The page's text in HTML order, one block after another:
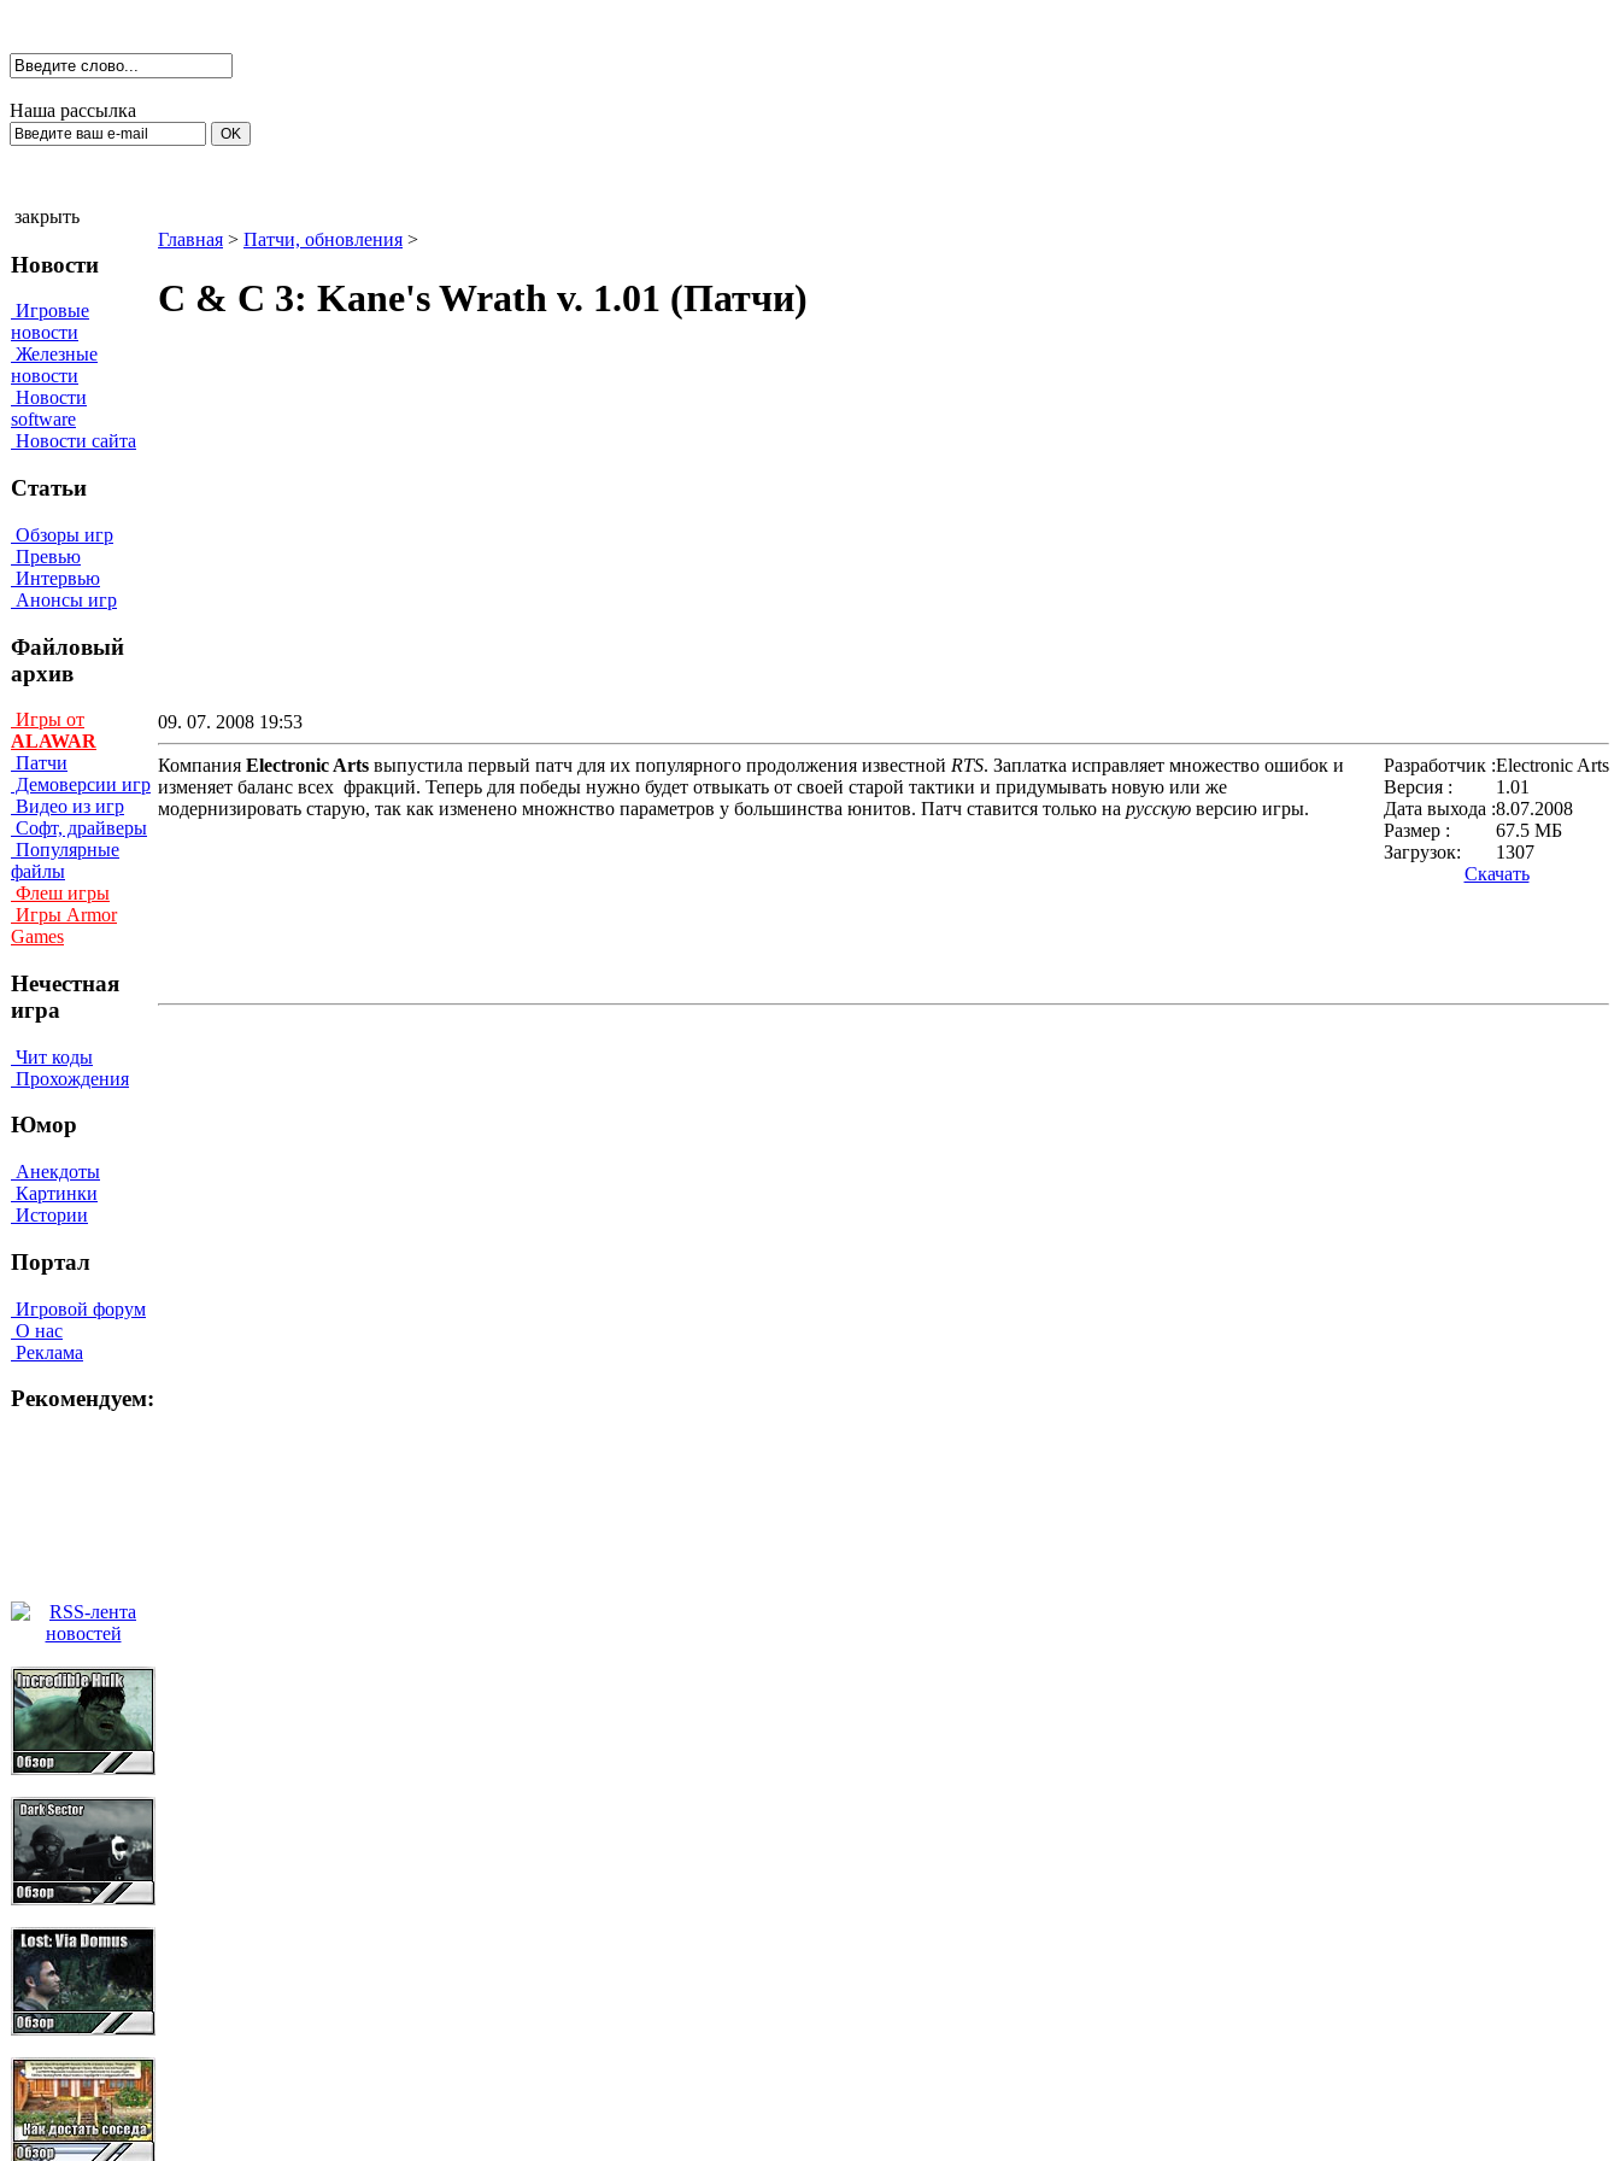
Наша рассылка
закрыть
Новости
Игровые
новости
Железные
новости
Новости
software
Новости сайта
Статьи
Обзоры игр
Превью
Интервью
Анонсы игр
Файловый
архив
Игры от
ALAWAR
Патчи
Демоверсии игр
Видео из игр
Софт, драйверы
Популярные
файлы
Флеш игры
Игры Armor
Games
Нечестная
игра
Чит коды
Прохождения
Юмор
Анекдоты
Картинки
Истории
Портал
Игровой форум
О нас
Реклама
Рекомендуем:
Главная > Патчи, обновления >
C & C 3: Kane's Wrath v. 1.01 (Патчи)
09. 07. 2008 19:53
Разработчик :Electronic Arts
Версия :
1.01
Дата выхода :8.07.2008
Размер :
67.5 МБ
Загрузок:
1307
Скачать
Компания Electronic Arts выпустила первый патч для их популярного продолжения известной RTS. Заплатка исправляет множество ошибок и
изменяет баланс всех фракций. Теперь для победы нужно будет отвыкать от своей старой тактики и придумывать новую или же
модернизировать старую, так как изменено множнство параметров у большинства юнитов. Патч ставится только на русскую версию игры.